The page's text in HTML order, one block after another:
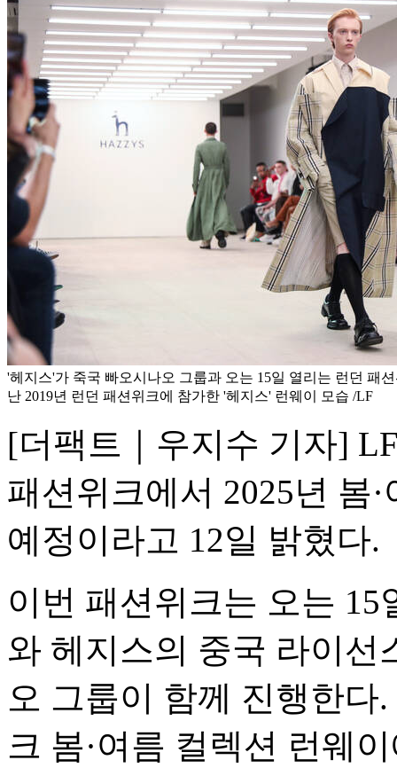
'헤지스'가 죽국 빠오시나오 그룹과 오는 15일 열리는 런던 패
난 2019년 런던 패션위크에 참가한 '헤지스' 런웨이 모습 /LF
[더팩트｜우지수 기자]
패션위크에서 2025년 봄
예정이라고 12일 밝혔다.
이번 패션위크는 오는
와 헤지스의 중국 라이선
오 그룹이 함께 진행한다
크 봄·여름 컬렉션 런웨